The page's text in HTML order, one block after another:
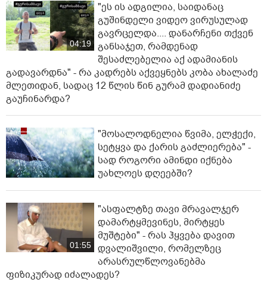
04:19
"ეს ის ადგილია, საიდანაც
გუშინდელი ვიდეო ვირუსულად
გავრცელდა.... დანარჩენი თქვენ
განსაჯეთ, რამდენად
შესაძლებელია აქ ადამიანის
გადავარდნა" - რა კადრებს აქვეყნებს კობა ახალაძე
მლეთიდან, სადაც 12 წლის წინ გურამ დადიანიძე
გაუჩინარდა?
"მოსალოდნელია წვიმა, ელჭექი,
სეტყვა და ქარის გაძლიერება" -
სად როგორი ამინდი იქნება
უახლოეს დღეებში?
01:55
"ასფალტზე თავი მრავალჯერ
დამარტყმევინეს, მირტყეს
მუშტები" - რას ჰყვება დავით
დვალიშვილი, რომელზეც
არასრულწლოვანებმა
ფიზიკურად იძალადეს?